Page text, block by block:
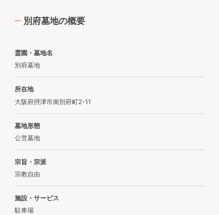
別府墓地の概要
霊園・墓地名
別府墓地
所在地
大阪府摂津市南別府町2-11
墓地形態
公営墓地
宗旨・宗派
宗教自由
施設・サービス
駐車場